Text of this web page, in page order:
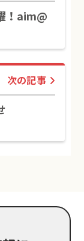
！aim@
次の記事